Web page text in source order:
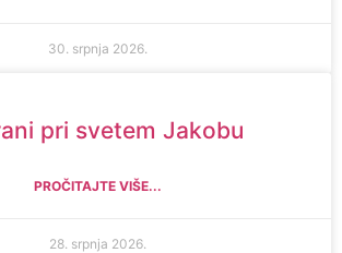
30. srpnja 2026.
pri svetem Jakobu
PROČITAJTE VIŠE...
28. srpnja 2026.